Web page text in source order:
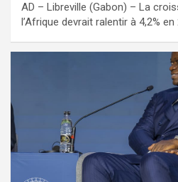
AD – Libreville (Gabon) – La
l’Afrique devrait ralentir à 4,2% en